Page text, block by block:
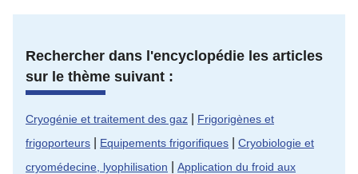
Rechercher dans l'encyclopédie les articles
sur le thème suivant :
Cryogénie et traitement des gaz
Frigorigènes et
frigoporteurs
Equipements frigorifiques
Cryobiologie et
cryomédecine, lyophilisation
Application du froid aux